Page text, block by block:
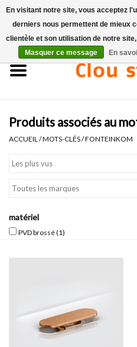
Accueil
Ensembles de lave-mains
Toilettes
Robinets & vidanges
Meubles
Accessoires de salle de bain
Produits associés au
ACCUEIL /MOTS-CLÉS/FONTEINKOM
matériel
PVD brossé(1)
En visitant notre site, vous acceptez
derniers nous permettent de mieux
clientèle et son utilisation de notre
Masquer ce message
En